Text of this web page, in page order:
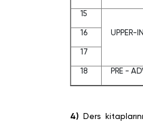
15
UPPER-
16
17
18 PRE -
4) Ders